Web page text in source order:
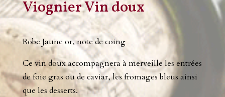
Viognier Vin doux
Robe Jaune or, note de coing
Ce vin doux accompagnera à merveille les entrées
de foie gras ou de caviar, les fromages bleus ainsi
que les desserts.